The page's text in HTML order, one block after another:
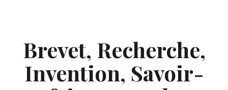
Brevet, Recherche,
Invention, Savoir-